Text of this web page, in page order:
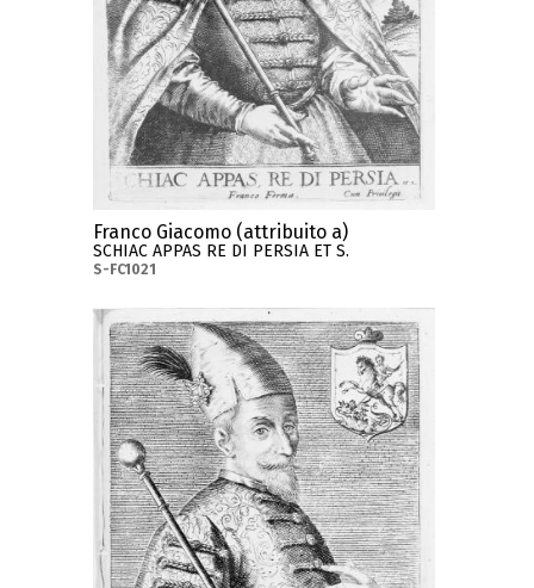
Franco Giacomo (attribuito a)
SCHIAC APPAS RE DI PERSIA ET S.
S-FC1021